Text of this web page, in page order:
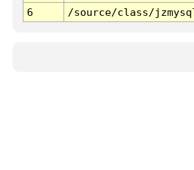
6
/source/class/